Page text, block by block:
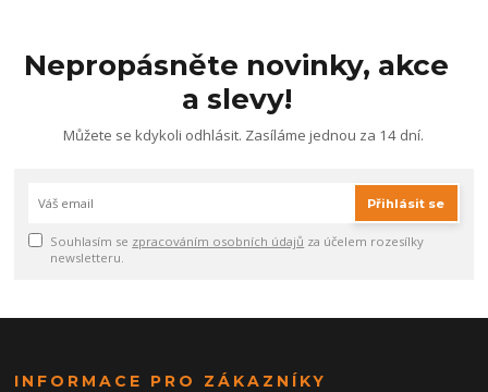
Nepropásněte novinky, akce
a slevy!
Můžete se kdykoli odhlásit. Zasíláme jednou za 14 dní.
Přihlásit se
Souhlasím se zpracováním osobních údajů za účelem rozesílky
newsletteru.
INFORMACE PRO ZÁKAZNÍKY